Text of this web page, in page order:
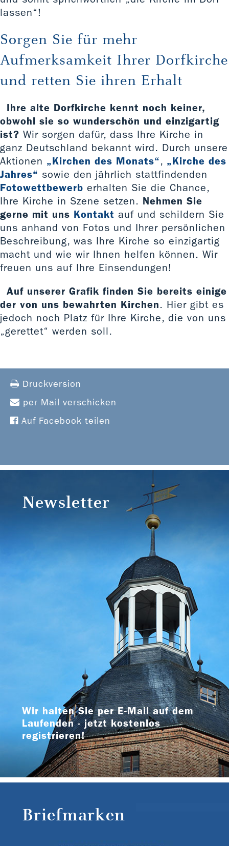
lassen“!
Sorgen Sie für mehr
Aufmerksamkeit Ihrer Dorfkirche
und retten Sie ihren Erhalt
Ihre alte Dorfkirche kennt noch keiner,
obwohl sie so wunderschön und einzigartig
ist? Wir sorgen dafür, dass Ihre Kirche in
ganz Deutschland bekannt wird. Durch unsere
Aktionen „Kirchen des Monats“, „Kirche des
Jahres“ sowie den jährlich stattfindenden
Fotowettbewerb erhalten Sie die Chance,
Ihre Kirche in Szene setzen. Nehmen Sie
gerne mit uns Kontakt auf und schildern Sie
uns anhand von Fotos und Ihrer persönlichen
Beschreibung, was Ihre Kirche so einzigartig
macht und wie wir Ihnen helfen können. Wir
freuen uns auf Ihre Einsendungen!
Auf unserer Grafik finden Sie bereits einige
der von uns bewahrten Kirchen. Hier gibt es
jedoch noch Platz für Ihre Kirche, die von uns
„gerettet“ werden soll.
Druckversion
per Mail verschicken
Auf Facebook teilen
Newsletter
Wir halten Sie per E-Mail auf dem
Laufenden - jetzt kostenlos
registrieren!
Briefmarken